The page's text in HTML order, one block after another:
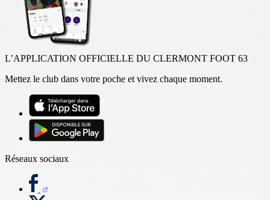
L’APPLICATION OFFICIELLE DU CLERMONT FOOT 63
Mettez le club dans votre poche et vivez chaque moment.
Réseaux sociaux